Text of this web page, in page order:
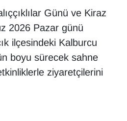
Günü ve Kiraz
2026 Pazar günü
ilçesindeki Kalburcu
boyu sürecek sahne
ziyaretçilerini